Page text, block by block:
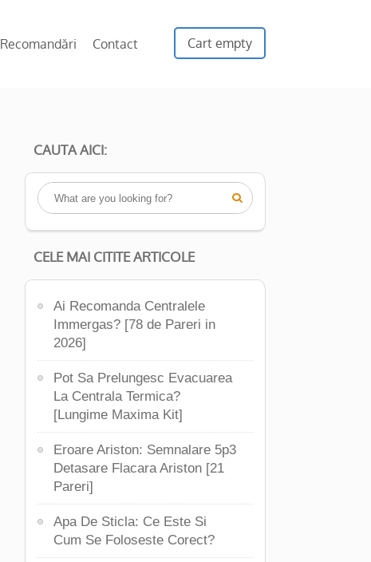
Cart empty
Recomandări Contact
CAUTA AICI:

CELE MAI CITITE ARTICOLE
Ai Recomanda Centralele
Immergas? [78 de Pareri in
2026]
Pot Sa Prelungesc Evacuarea
La Centrala Termica?
[Lungime Maxima Kit]
Eroare Ariston: Semnalare 5p3
Detasare Flacara Ariston [21
Pareri]
Apa De Sticla: Ce Este Si
Cum Se Foloseste Corect?